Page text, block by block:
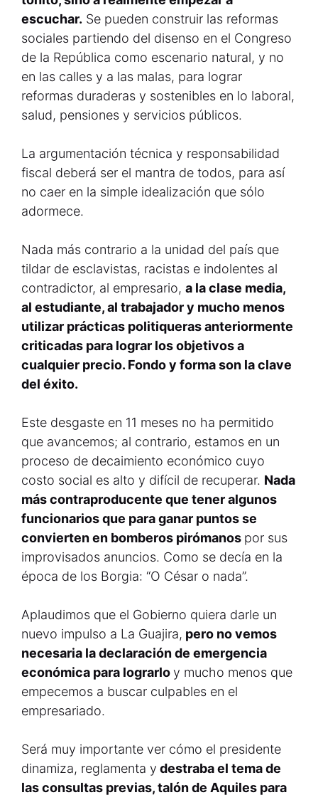
escuchar. Se pueden construir las reformas
sociales partiendo del disenso en el Congreso
de la República como escenario natural, y no
en las calles y a las malas, para lograr
reformas duraderas y sostenibles en lo laboral,
salud, pensiones y servicios públicos.
La argumentación técnica y responsabilidad
fiscal deberá ser el mantra de todos, para así
no caer en la simple idealización que sólo
adormece.
Nada más contrario a la unidad del país que
tildar de esclavistas, racistas e indolentes al
contradictor, al empresario, a la clase media,
al estudiante, al trabajador y mucho menos
utilizar prácticas politiqueras anteriormente
criticadas para lograr los objetivos a
cualquier precio. Fondo y forma son la clave
del éxito.
Este desgaste en 11 meses no ha permitido
que avancemos; al contrario, estamos en un
proceso de decaimiento económico cuyo
costo social es alto y difícil de recuperar. Nada
más contraproducente que tener algunos
funcionarios que para ganar puntos se
convierten en bomberos pirómanos por sus
improvisados anuncios. Como se decía en la
época de los Borgia: “O César o nada”.
Aplaudimos que el Gobierno quiera darle un
nuevo impulso a La Guajira, pero no vemos
necesaria la declaración de emergencia
económica para lograrloy mucho menos que
empecemos a buscar culpables en el
empresariado.
Será muy importante ver cómo el presidente
dinamiza, reglamenta y destraba el tema de
las consultas previas, talón de Aquiles para